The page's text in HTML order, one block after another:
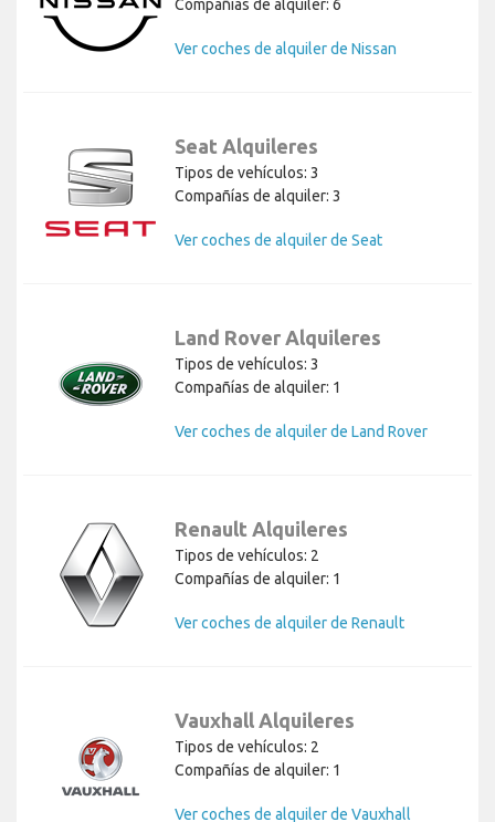
Compañías de alquiler: 6
Ver coches de alquiler de Nissan
Seat Alquileres
Tipos de vehículos: 3
Compañías de alquiler: 3
Ver coches de alquiler de Seat
Land Rover Alquileres
Tipos de vehículos: 3
Compañías de alquiler: 1
Ver coches de alquiler de Land Rover
Renault Alquileres
Tipos de vehículos: 2
Compañías de alquiler: 1
Ver coches de alquiler de Renault
Vauxhall Alquileres
Tipos de vehículos: 2
Compañías de alquiler: 1
Ver coches de alquiler de Vauxhall